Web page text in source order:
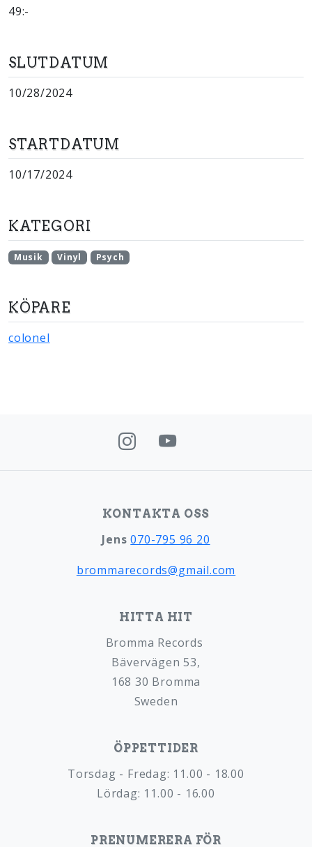
49:-
SLUTDATUM
10/28/2024
STARTDATUM
10/17/2024
KATEGORI
Musik Vinyl Psych
KÖPARE
colonel
KONTAKTA OSS
Jens070-795 96 20
brommarecords@gmail.com
HITTA HIT
Bromma Records
Bävervägen 53,
168 30 Bromma
Sweden
ÖPPETTIDER
Torsdag - Fredag: 11.00 - 18.00
Lördag: 11.00 - 16.00
PRENUMERERA FÖR